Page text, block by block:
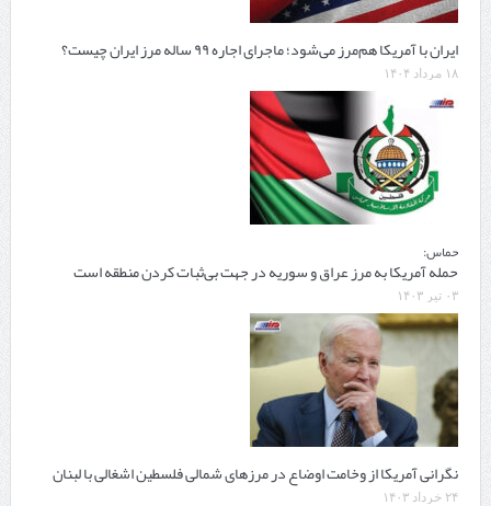
ایران با آمریکا هم‌مرز می‌شود؛ ماجرای اجاره ۹۹ ساله مرز ایران چیست؟
۱۸ مرداد ۱۴۰۴
حماس:
حمله آمریکا به مرز عراق و سوریه در جهت بی‌ثبات کردن منطقه است
۰۳ تیر ۱۴۰۳
نگرانی آمریکا از وخامت اوضاع در مرزهای شمالی فلسطین اشغالی با لبنان
۲۴ خرداد ۱۴۰۳